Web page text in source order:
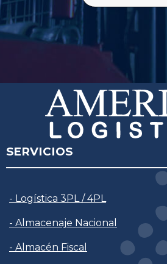
SERVICIOS
- Logística 3PL / 4PL
- Almacenaje Nacional
- Almacén Fiscal